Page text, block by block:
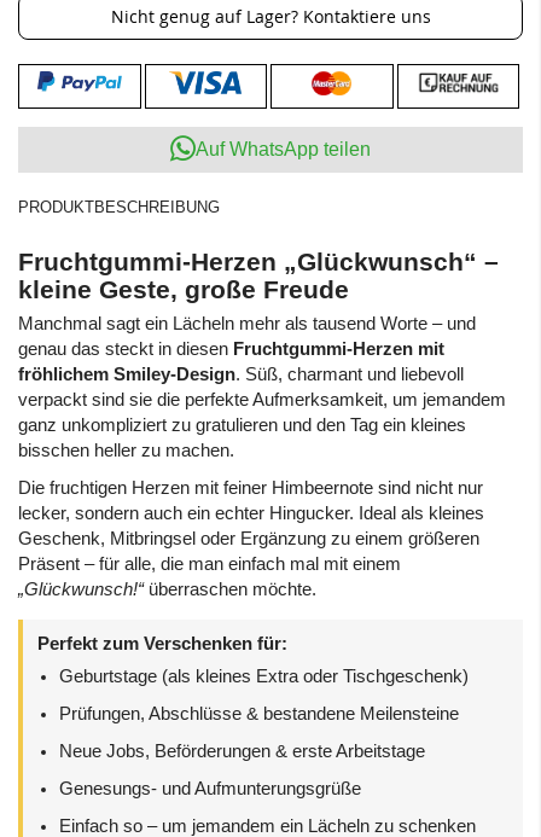
Nicht genug auf Lager? Kontaktiere uns
Auf WhatsApp teilen
PRODUKTBESCHREIBUNG
Fruchtgummi-Herzen „Glückwunsch“ –
kleine Geste, große Freude
Manchmal sagt ein Lächeln mehr als tausend Worte – und
genau das steckt in diesen Fruchtgummi-Herzen mit
fröhlichem Smiley-Design. Süß, charmant und liebevoll
verpackt sind sie die perfekte Aufmerksamkeit, um jemandem
ganz unkompliziert zu gratulieren und den Tag ein kleines
bisschen heller zu machen.
Die fruchtigen Herzen mit feiner Himbeernote sind nicht nur
lecker, sondern auch ein echter Hingucker. Ideal als kleines
Geschenk, Mitbringsel oder Ergänzung zu einem größeren
Präsent – für alle, die man einfach mal mit einem
„Glückwunsch!“überraschen möchte.
Perfekt zum Verschenken für:
Geburtstage (als kleines Extra oder Tischgeschenk)
Prüfungen, Abschlüsse & bestandene Meilensteine
Neue Jobs, Beförderungen & erste Arbeitstage
Genesungs- und Aufmunterungsgrüße
Einfach so – um jemandem ein Lächeln zu schenken